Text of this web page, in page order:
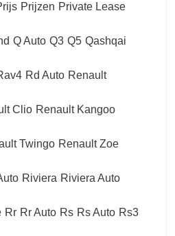
Prijzen Private Lease
Q Auto Q3 Q5 Qashqai
Rd Auto Renault
Clio Renault Kangoo
Twingo Renault Zoe
Riviera Riviera Auto
Rr Rr Auto Rs Rs Auto Rs3